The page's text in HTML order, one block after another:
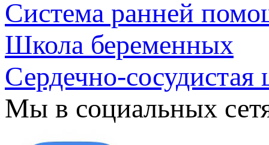
Система ранней
Школа беременных
Сердечно-сосудистая
Мы в социальных